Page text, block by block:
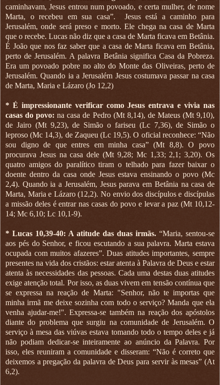
caminhavam, Jesus entrou num povoado, e certa mulher, de nome
Marta, o recebeu em sua casa”.
Jesus está a caminho para
Jerusalém, onde será preso e morto. Ele chega na casa de Marta
que o recebe. Lucas não diz que a casa de Marta ficava em Betânia.
É João que nos faz saber que a casa de Marta ficava em Betânia,
perto de Jerusalém. A palavra Betânia significa Casa da Pobreza.
Era um povoado pobre no alto do Monte das Oliveiras, perto de
Jerusalém. Quando ia a Jerusalém Jesus costumava passar na casa
de Marta, Maria e Lázaro (Jo 12,2)
* É impressionante verificar como Jesus entrava e vivia nas
casas do povo: na casa de Pedro (Mt 8,14), de Mateus (Mt 9,10),
de Jairo (Mt 9,23), de Simão o fariseu (Lc 7,36), de Simão o
leproso (Mc 14,3), de Zaqueu (Lc 19,5). O oficial reconhece: “Não
sou digno de que entres em minha casa” (Mt 8,8). O povo
procurava Jesus na casa dele (Mt 9,28; Mc 1,33; 2,1; 3,20). Os
quatro amigos do paralítico tiram o telhado para fazer baixar o
doente dentro da casa onde Jesus estava ensinando o povo (Mc
2,4). Quando ia a Jerusalém, Jesus parava em Betânia na casa de
Marta, Maria e Lázaro (12,2). No envio dos discípulos e discípulas
a missão deles é entrar nas casas do povo e levar a paz (Mt 10,12-
14; Mc 6,10; Lc 10,1-9).
* Lucas 10,39-40: A atitude das duas irmãs. “Maria, sentou-se
aos pés do Senhor, e ficou escutando a sua palavra. Marta estava
ocupada com muitos afazeres”. Duas atitudes importantes, sempre
presentes na vida dos cristãos: estar atenta à Palavra de Deus e estar
atenta às necessidades das pessoas. Cada uma destas duas atitudes
exige atenção total. Por isso, as duas vivem em tensão contínua que
se expressa na reação de Marta: "Senhor, não te importas que
minha irmã me deixe sozinha com todo o serviço? Manda que ela
venha ajudar-me!". Expressa-se também na reação dos apóstolos
diante do problema que surgiu na comunidade de Jerusalém. O
serviço à mesa das viúvas estava tomando todo o tempo deles e já
não podiam dedicar-se inteiramente ao anúncio da Palavra. Por
isso, eles reuniram a comunidade e disseram: “Não é correto que
deixemos a pregação da palavra de Deus para servir às mesas” (At
6,2).